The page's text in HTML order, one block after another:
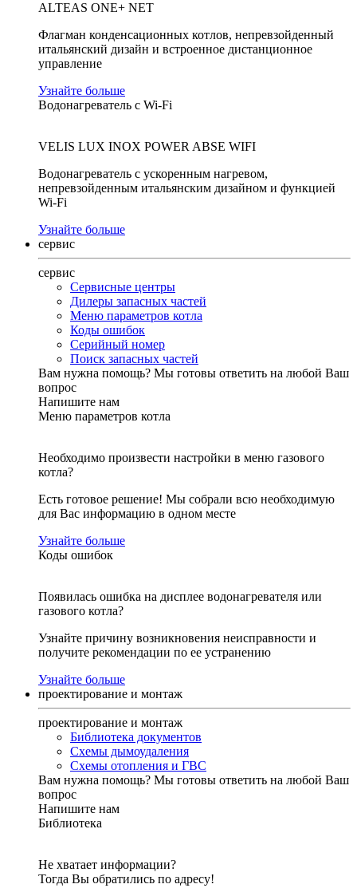
ALTEAS ONE+ NET
Флагман конденсационных котлов, непревзойденный
итальянский дизайн и встроенное дистанционное
управление
Узнайте больше
Водонагреватель с Wi-Fi
VELIS LUX INOX POWER ABSE WIFI
Водонагреватель с ускоренным нагревом,
непревзойденным итальянским дизайном и функцией
Wi-Fi
Узнайте больше
сервис
сервис
Сервисные центры
Дилеры запасных частей
Меню параметров котла
Коды ошибок
Серийный номер
Поиск запасных частей
Вам нужна помощь? Мы готовы ответить на любой Ваш
вопрос
Напишите нам
Меню параметров котла
Необходимо произвести настройки в меню газового
котла?
Есть готовое решение! Мы собрали всю необходимую
для Вас информацию в одном месте
Узнайте больше
Коды ошибок
Появилась ошибка на дисплее водонагревателя или
газового котла?
Узнайте причину возникновения неисправности и
получите рекомендации по ее устранению
Узнайте больше
проектирование и монтаж
проектирование и монтаж
Библиотека документов
Схемы дымоудаления
Схемы отопления и ГВС
Вам нужна помощь? Мы готовы ответить на любой Ваш
вопрос
Напишите нам
Библиотека
Не хватает информации?
Тогда Вы обратились по адресу!